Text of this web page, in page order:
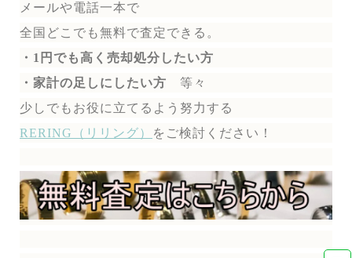
メールや電話一本で
全国どこでも無料で査定できる。
・1円でも高く売却処分したい方
・家計の足しにしたい方 等々
少しでもお役に立てるよう努力する
RERING（リリング）
を ご検討ください！